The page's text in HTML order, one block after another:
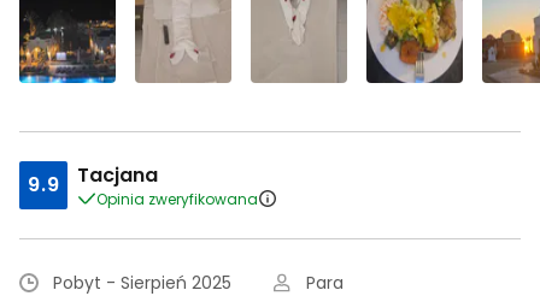
9.9 Tacjana
Opinia zweryfikowana
Pobyt - Sierpień 2025
Para